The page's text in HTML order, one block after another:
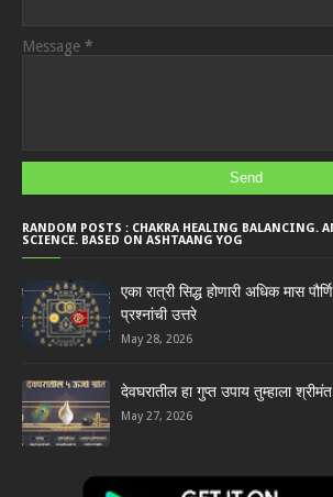
Message *
RANDOM POSTS : CHAKRA HEALING BALANCING.
SCIENCE. BASED ON ASHTAANG YOG
एका रात्री सिद्ध होणारी अधिक मास
प्रश्नांची उत्तरे
May 28, 2026
देवघरातील हा गुप्त उपाय तुम्हाला
May 27, 2026